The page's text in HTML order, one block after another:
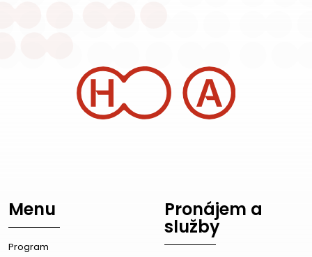
Menu
Program
Pronájem a
služby